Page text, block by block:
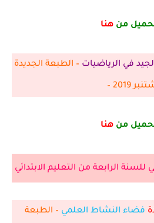
من هنا
في الرياضيات – الطبعة الجديدة
2019 –
من هنا
الرابعة من التعليم الابتدائي
فضاء النشاط العلمي – الطبعة